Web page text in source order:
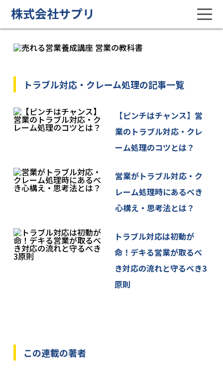
株式会社サプリ
トラブル対応・クレーム処理の記事一覧
【ピンチはチャンス】営
業のトラブル対応・クレ
ーム処理のコツとは？
営業がトラブル対応・ク
レーム処理時にあるべき
心構え・思考法とは？
トラブル対応は初動が
命！デキる営業が取るべ
き対応の流れと守るべき3
原則
この連載の著者